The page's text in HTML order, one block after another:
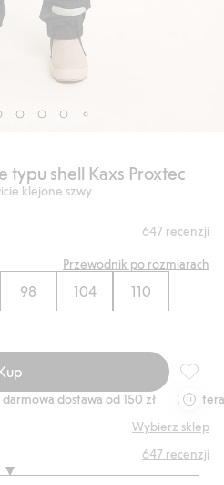
typu shell Kaxs Proxtec
klejone szwy
647 recenzji
Przewodnik po rozmiarach
98 104 110
dostawa od 150 zł
Kup
Wybierz sklep
647 recenzji